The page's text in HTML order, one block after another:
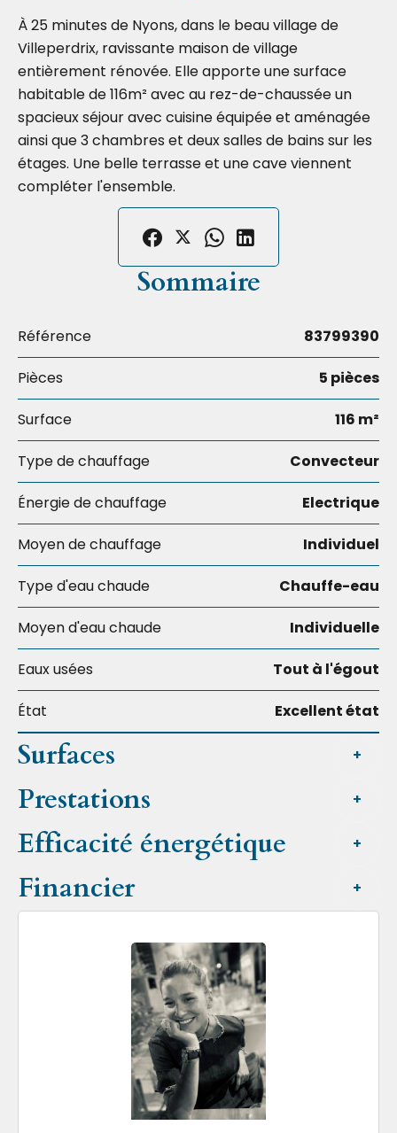
À 25 minutes de Nyons, dans le beau village de
Villeperdrix, ravissante maison de village
entièrement rénovée. Elle apporte une surface
habitable de 116m² avec au rez-de-chaussée un
spacieux séjour avec cuisine équipée et aménagée
ainsi que 3 chambres et deux salles de bains sur les
étages. Une belle terrasse et une cave viennent
compléter l'ensemble.
Sommaire
Référence 83799390
Pièces 5 pièces
Surface 116 m²
Type de chauffage Convecteur
Énergie de chauffage Electrique
Moyen de chauffage Individuel
Type d'eau chaude Chauffe-eau
Moyen d'eau chaude Individuelle
Eaux usées Tout à l'égout
État Excellent état
Surfaces +
Prestations +
Efficacité énergétique +
Financier +